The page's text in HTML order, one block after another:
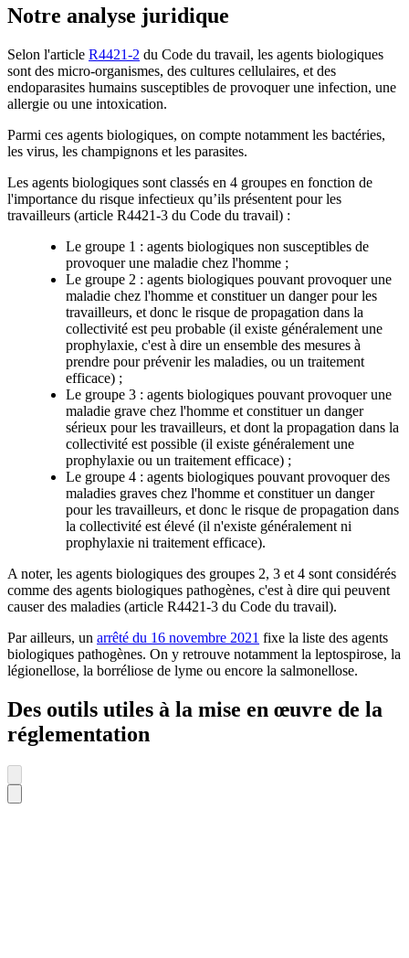
Notre analyse juridique
Selon l'article R4421-2 du Code du travail, les agents biologiques
sont des micro-organismes, des cultures cellulaires, et des
endoparasites humains susceptibles de provoquer une infection, une
allergie ou une intoxication.
Parmi ces agents biologiques, on compte notamment les bactéries,
les virus, les champignons et les parasites.
Les agents biologiques sont classés en 4 groupes en fonction de
l'importance du risque infectieux qu’ils présentent pour les
travailleurs (article R4421-3 du Code du travail) :
Le groupe 1 : agents biologiques non susceptibles de
provoquer une maladie chez l'homme ;
Le groupe 2 : agents biologiques pouvant provoquer une
maladie chez l'homme et constituer un danger pour les
travailleurs, et donc le risque de propagation dans la
collectivité est peu probable (il existe généralement une
prophylaxie, c'est à dire un ensemble des mesures à
prendre pour prévenir les maladies, ou un traitement
efficace) ;
Le groupe 3 : agents biologiques pouvant provoquer une
maladie grave chez l'homme et constituer un danger
sérieux pour les travailleurs, et dont la propagation dans la
collectivité est possible (il existe généralement une
prophylaxie ou un traitement efficace) ;
Le groupe 4 : agents biologiques pouvant provoquer des
maladies graves chez l'homme et constituer un danger
pour les travailleurs, et donc le risque de propagation dans
la collectivité est élevé (il n'existe généralement ni
prophylaxie ni traitement efficace).
A noter, les agents biologiques des groupes 2, 3 et 4 sont considérés
comme des agents biologiques pathogènes, c'est à dire qui peuvent
causer des maladies (article R4421-3 du Code du travail).
Par ailleurs, un arrêté du 16 novembre 2021 fixe la liste des agents
biologiques pathogènes. On y retrouve notamment la leptospirose, la
légionellose, la borréliose de lyme ou encore la salmonellose.
Des outils utiles à la mise en œuvre de la
réglementation